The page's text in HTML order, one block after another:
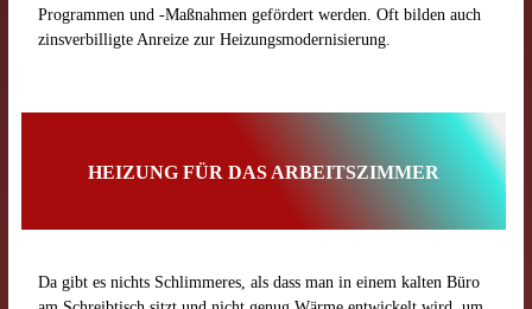
Programmen und -Maßnahmen gefördert werden. Oft bilden auch
zinsverbilligte Anreize zur Heizungsmodernisierung.
HEIZUNG FÜR DAS ARBEITSZIMMER
Da gibt es nichts Schlimmeres, als dass man in einem kalten Büro